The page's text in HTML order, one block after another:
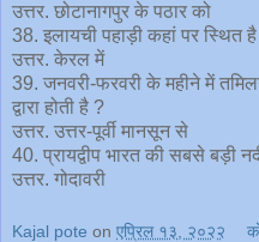
उत्तर. छोटानागपुर के पठार को
38. इलायची पहाड़ी कहां पर स्थित
उत्तर. केरल में
39. जनवरी-फरवरी के महीने में
द्वारा होती है ?
उत्तर. उत्तर-पूर्वी मानसून से
40. प्रायद्वीप भारत की सबसे बड़ी
उत्तर. गोदावरी
Kajal pote on एप्रिल १३, २०२२